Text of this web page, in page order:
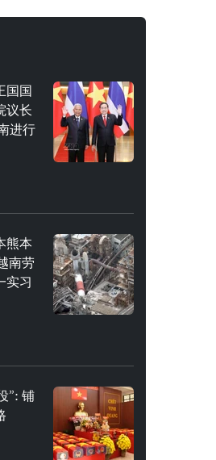
国国
议长
进行
熊本
南劳
实习
”: 铺